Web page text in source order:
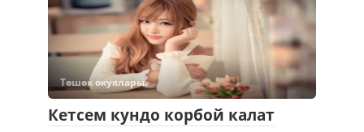
Төшөк окуялары.
Кетсем кундо корбой калат